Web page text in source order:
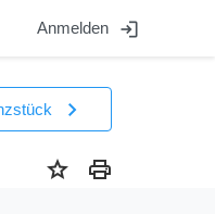
Anmelden login
chevron_right
star print